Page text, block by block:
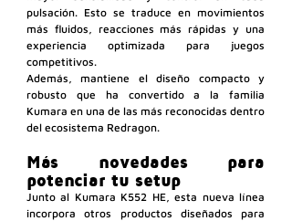
pulsación. Esto se traduce en movimientos
más fluidos, reacciones más rápidas y una
experiencia optimizada para juegos
competitivos.
Además, mantiene el diseño compacto y
robusto que ha convertido a la familia
Kumara en una de las más reconocidas dentro
del ecosistema Redragon.
Más novedades para
potenciar tu setup
Junto al Kumara K552 HE, esta nueva línea
incorpora otros productos diseñados para